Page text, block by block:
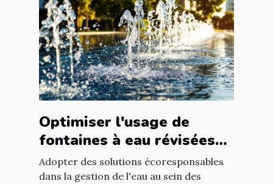
Optimiser l'usage de
fontaines à eau révisées
pour économies durables
Adopter des solutions écoresponsables
dans la gestion de l'eau au sein des